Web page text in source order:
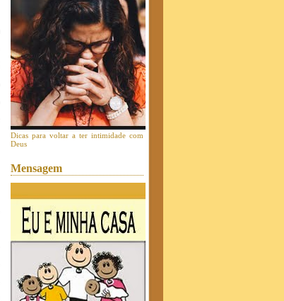
Dicas para voltar a ter intimidade com
Deus
Mensagem